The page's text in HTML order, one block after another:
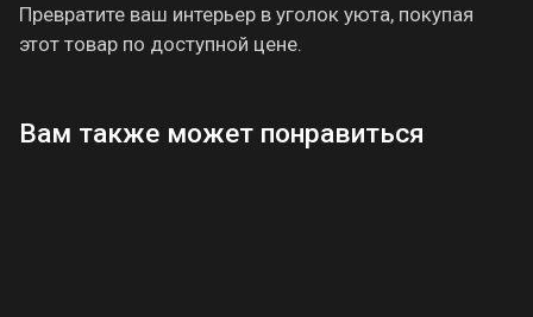
Превратите ваш интерьер в уголок уюта, покупая
этот товар по доступной цене.
Вам также может понравиться